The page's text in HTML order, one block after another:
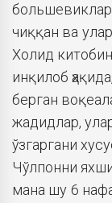
чиққан ва
Холид
инқилоб
берган
жадидлар,
ўзгаргани
Чўлпонни
мана шу 6